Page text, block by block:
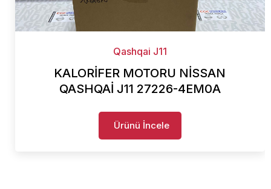
Qashqai J11
KALORİFER MOTORU NİSSAN
QASHQAİ J11 27226-4EM0A
Ürünü İncele